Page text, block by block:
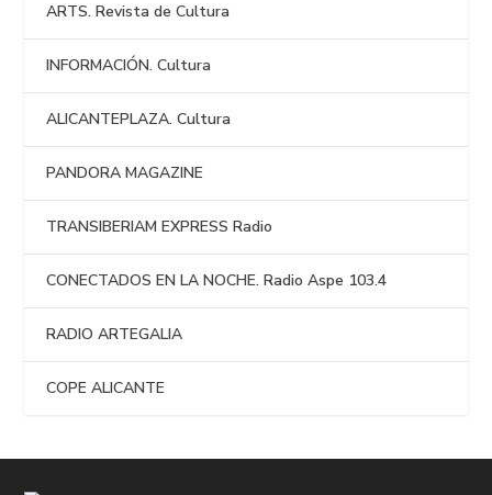
ARTS. Revista de Cultura
INFORMACIÓN. Cultura
ALICANTEPLAZA. Cultura
PANDORA MAGAZINE
TRANSIBERIAM EXPRESS Radio
CONECTADOS EN LA NOCHE. Radio Aspe 103.4
RADIO ARTEGALIA
COPE ALICANTE